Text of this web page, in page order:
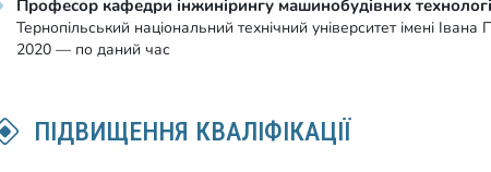
Професор кафедри інжинірингу машинобудівних
Тернопільський національний технічний університет імені Івана
2020 — по даний час
ПІДВИЩЕННЯ КВАЛІФІКАЦІЇ